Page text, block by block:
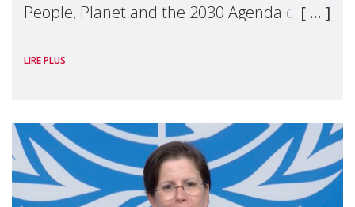
People, Planet and the 2030 Agenda que
Politique de Haut Niveau (FPHN) des
LIRE PLUS